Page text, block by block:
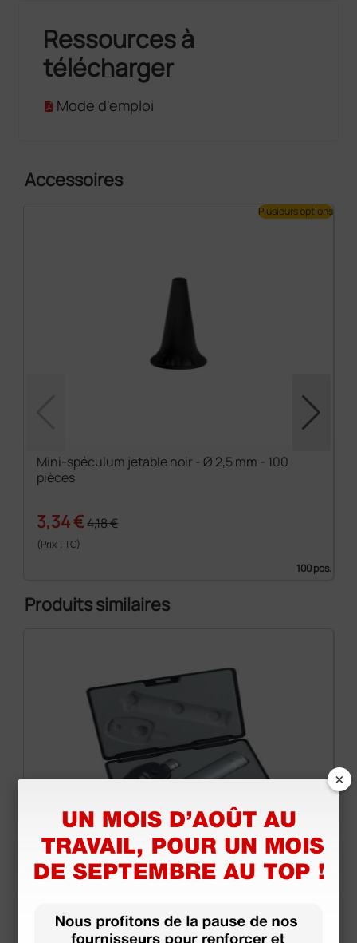
Ressources à
télécharger
Mode d'emploi
Accessoires
Mini-spéculum jetable noir - Ø 2,5 mm - 100
pièces
3,34 €4,18 €
(Prix TTC)
100 pcs.
Plusieurs options
Produits similaires
×